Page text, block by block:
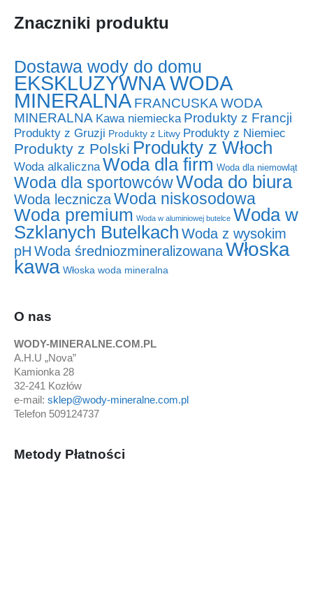
Znaczniki produktu
Dostawa wody do domu
EKSKLUZYWNA WODA
MINERALNA FRANCUSKA WODA
MINERALNA Kawa niemiecka Produkty z Francji
Produkty z Gruzji Produkty z Litwy Produkty z Niemiec
Produkty z Polski Produkty z Włoch
Woda alkaliczna Woda dla firm Woda dla niemowląt
Woda dla sportowcówWoda do biura
Woda leczniczaWoda niskosodowa
Woda premium Woda w aluminiowej butelce Woda w
Szklanych Butelkach Woda z wysokim
pH Woda średniozmineralizowanaWłoska
kawa Włoska woda mineralna
O nas
WODY-MINERALNE.COM.PL
A.H.U „Nova”
Kamionka 28
32-241 Kozłów
e-mail: sklep@wody-mineralne.com.pl
Telefon 509124737
Metody Płatności